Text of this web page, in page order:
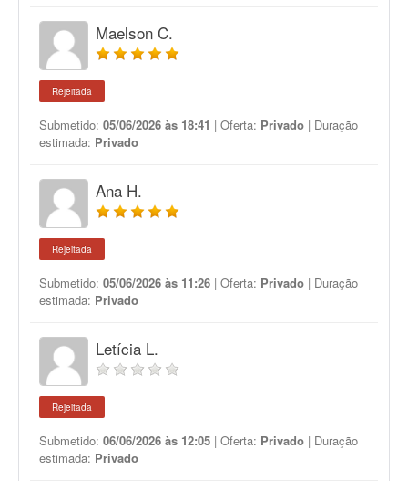
Maelson C.
Rejeitada
Submetido: 05/06/2026 às 18:41 | Oferta: Privado | Duração
estimada: Privado
Ana H.
Rejeitada
Submetido: 05/06/2026 às 11:26 | Oferta: Privado | Duração
estimada: Privado
Letícia L.
Rejeitada
Submetido: 06/06/2026 às 12:05 | Oferta: Privado | Duração
estimada: Privado